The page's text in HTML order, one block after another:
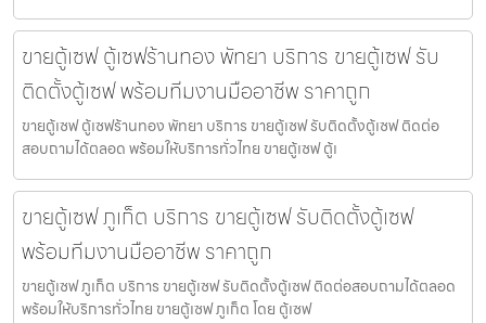
ขายตู้เซฟ ตู้เซฟร้านทอง พัทยา บริการ ขายตู้เซฟ รับ
ติดตั้งตู้เซฟ พร้อมทีมงานมืออาชีพ ราคาถูก
ขายตู้เซฟ ตู้เซฟร้านทอง พัทยา บริการ ขายตู้เซฟ รับติดตั้งตู้เซฟ ติดต่อ
สอบถามได้ตลอด พร้อมให้บริการทั่วไทย ขายตู้เซฟ ตู้เ
ขายตู้เซฟ ภูเก็ต บริการ ขายตู้เซฟ รับติดตั้งตู้เซฟ
พร้อมทีมงานมืออาชีพ ราคาถูก
ขายตู้เซฟ ภูเก็ต บริการ ขายตู้เซฟ รับติดตั้งตู้เซฟ ติดต่อสอบถามได้ตลอด
พร้อมให้บริการทั่วไทย ขายตู้เซฟ ภูเก็ต โดย ตู้เซฟ